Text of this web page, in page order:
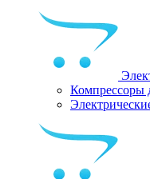
Компрессоры